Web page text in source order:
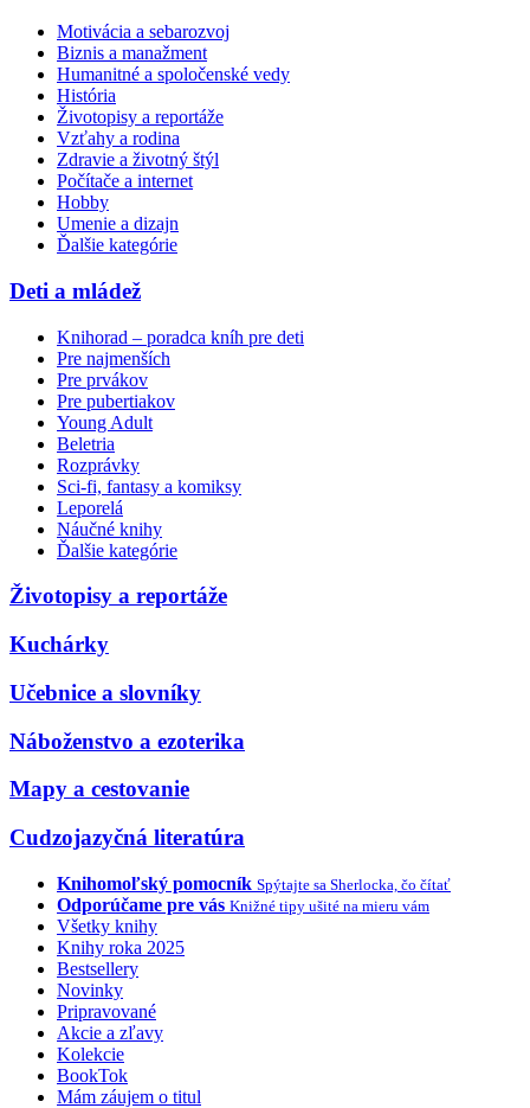
Motivácia a sebarozvoj
Biznis a manažment
Humanitné a spoločenské vedy
História
Životopisy a reportáže
Vzťahy a rodina
Zdravie a životný štýl
Počítače a internet
Hobby
Umenie a dizajn
Ďalšie kategórie
Deti a mládež
Knihorad – poradca kníh pre deti
Pre najmenších
Pre prvákov
Pre pubertiakov
Young Adult
Beletria
Rozprávky
Sci-fi, fantasy a komiksy
Leporelá
Náučné knihy
Ďalšie kategórie
Životopisy a reportáže
Kuchárky
Učebnice a slovníky
Náboženstvo a ezoterika
Mapy a cestovanie
Cudzojazyčná literatúra
Knihomoľský pomocník Spýtajte sa Sherlocka, čo čítať
Odporúčame pre vás Knižné tipy ušité na mieru vám
Všetky knihy
Knihy roka 2025
Bestsellery
Novinky
Pripravované
Akcie a zľavy
Kolekcie
BookTok
Mám záujem o titul